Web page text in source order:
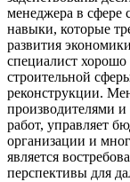
менеджера в сфере
навыки, которые
развития
специалист хорошо
строительной
реконструкции.
производителями
работ, управляет
организации и
является
перспективы для